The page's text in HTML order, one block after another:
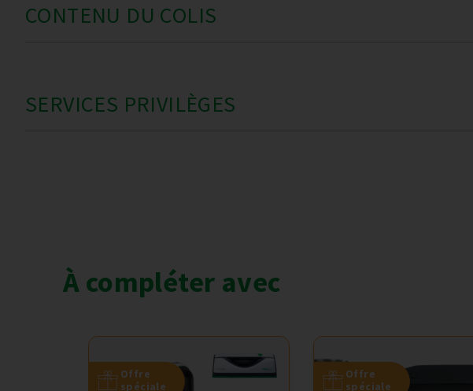
CONTENU DU COLIS
SERVICES PRIVILÈGES
À compléter avec
Offre
spéciale
Offre
spéciale